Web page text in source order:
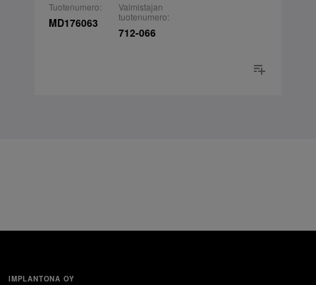
Tuotenumero:
MD176063
Valmistajan
tuotenumero:
712-066
IMPLANTONA OY